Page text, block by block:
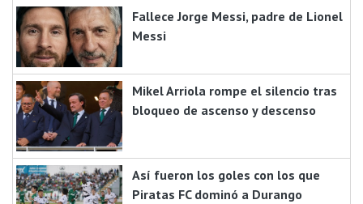
Fallece Jorge Messi, padre de Lionel
Messi
Mikel Arriola rompe el silencio tras
bloqueo de ascenso y descenso
Así fueron los goles con los que
Piratas FC dominó a Durango